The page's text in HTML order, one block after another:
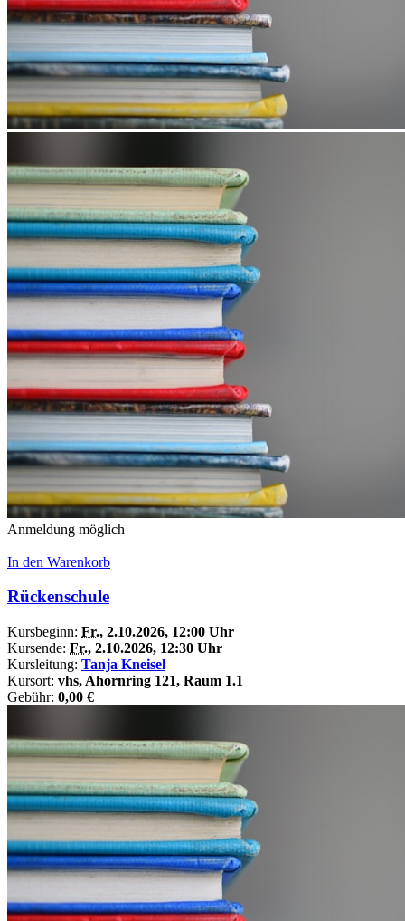
Anmeldung möglich
In den Warenkorb
Rückenschule
Kursbeginn: Fr., 2.10.2026, 12:00 Uhr
Kursende: Fr., 2.10.2026, 12:30 Uhr
Kursleitung: Tanja Kneisel
Kursort: vhs, Ahornring 121, Raum 1.1
Gebühr: 0,00 €